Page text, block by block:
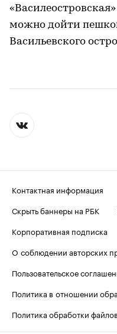
можно дойти
Васильевского
Контактная информация
Скрыть баннеры на РБК
Корпоративная подписка
О соблюдении авторских
Пользовательское
Политика в отношении
Политика обработки